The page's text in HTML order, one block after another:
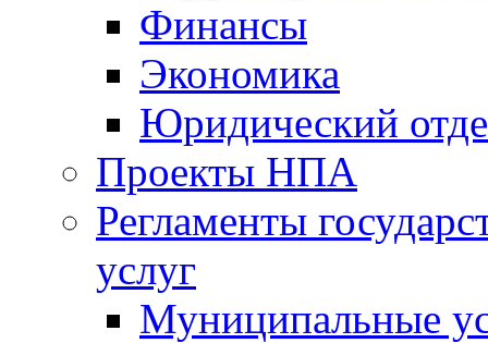
Финансы
Экономика
Юридический
Проекты НПА
Регламенты
услуг
Муниципальные